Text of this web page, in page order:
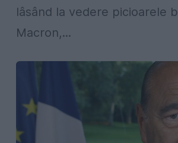
lâsând la vedere picioarele
Macron,...